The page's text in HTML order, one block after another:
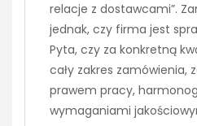
relacje z dostawcami”.
jednak, czy firma jest
Pyta, czy za konkretną
cały zakres zamówienia,
prawem pracy,
wymaganiami